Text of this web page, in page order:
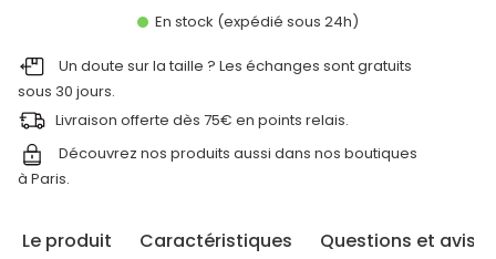
En stock (expédié sous 24h)
Un doute sur la taille ? Les échanges sont gratuits
sous 30 jours.
Livraison offerte dès 75€ en points relais.
Découvrez nos produits aussi dans nos boutiques
à Paris.
Le produit Caractéristiques Questions et avis